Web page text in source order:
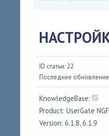
ID статьи: 22
Последнее
KnowledgeBase:
Product: UserGate
Version: 6.1.8, 6.1.9